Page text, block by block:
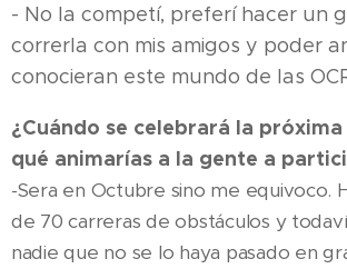
- No la competí, preferí hacer un
correrla con mis amigos y poder
conocieran este mundo de las
¿Cuándo se celebrará la
qué animarías a la gente a
-Sera en Octubre sino me equivoco.
de 70 carreras de obstáculos y
nadie que no se lo haya pasado en